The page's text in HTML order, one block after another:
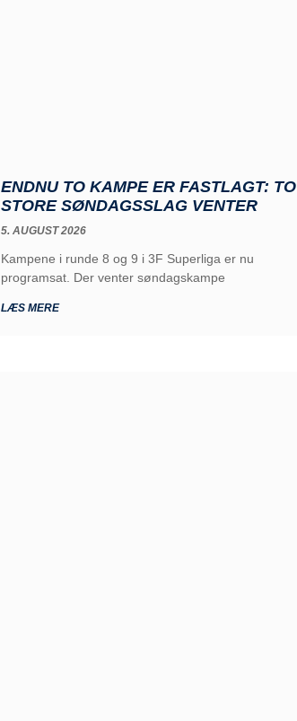
ENDNU TO KAMPE ER FASTLAGT: TO
STORE SØNDAGSSLAG VENTER
5. AUGUST 2026
Kampene i runde 8 og 9 i 3F Superliga er nu
programsat. Der venter søndagskampe
LÆS MERE